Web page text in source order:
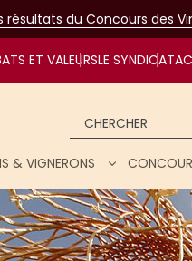
résultats du Concours des
ET VALEURSLE SYNDICAT
par nos vins
& VIGNERONS